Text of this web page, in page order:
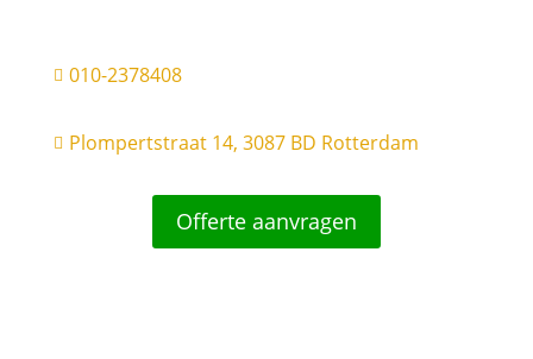
 010-2378408
 Plompertstraat 14, 3087 BD Rotterdam
Offerte aanvragen